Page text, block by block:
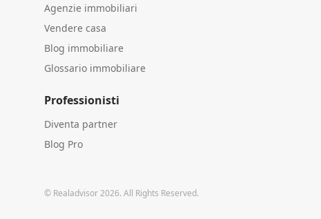
Agenzie immobiliari
Vendere casa
Blog immobiliare
Glossario immobiliare
Professionisti
Diventa partner
Blog Pro
© Realadvisor 2026. All Rights Reserved.